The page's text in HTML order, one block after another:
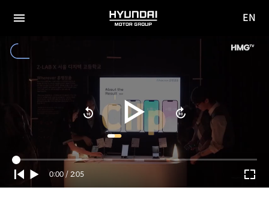
HYUNDAI
사이
EN
Current
Time
0:00 / Duration
2:05